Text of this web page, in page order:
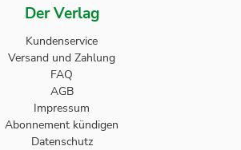
Der Verlag
Kundenservice
Versand und Zahlung
FAQ
AGB
Impressum
Abonnement kündigen
Datenschutz